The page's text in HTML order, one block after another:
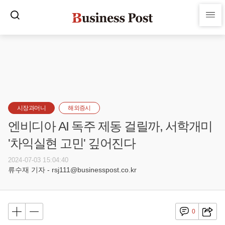
시장과머니 해외증시
엔비디아 AI 독주 제동 걸릴까, 서학개미
'차익실현 고민' 깊어진다
2024-07-03 15:04:40
류수재 기자 - rsj111@businesspost.co.kr
0